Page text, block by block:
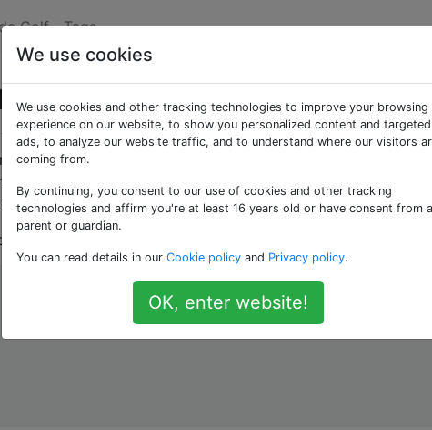
Golf Tags
Summen
durch Einfügen von a zwischen zwei Bits in ihrer binären
verschieden sind.
We use cookies
We use cookies and other tracking technologies to improve your browsing
experience on our website, to show you personalized content and targeted
ads, to analyze our website traffic, and to understand where our visitors
coming from.
By continuing, you consent to our use of cookies and other tracking
technologies and affirm you're at least 16 years old or have consent from a
parent or guardian.
You can read details in our Cookie policy and Privacy policy.
OK, enter website!